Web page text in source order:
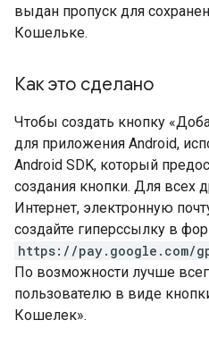
выдан пропуск для
Кошельке.
Как это сделано
Чтобы создать кнопку
для приложения Android,
Android SDK, который
создания кнопки. Для всех
Интернет, электронную
создайте гиперссылку в
https://pay.google.com/
По возможности лучше
пользователю в виде
Кошелек».